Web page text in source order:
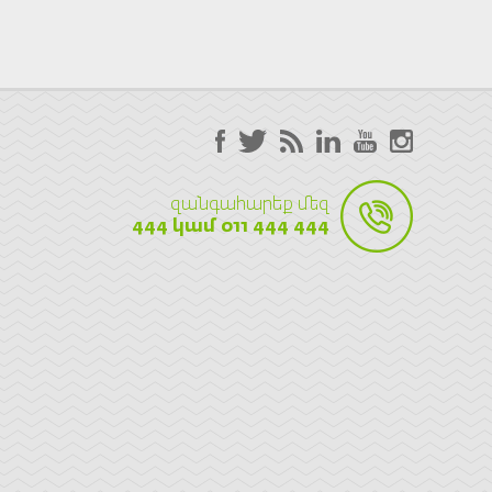
զանգահարեք մեզ
444 կամ 011 444 444